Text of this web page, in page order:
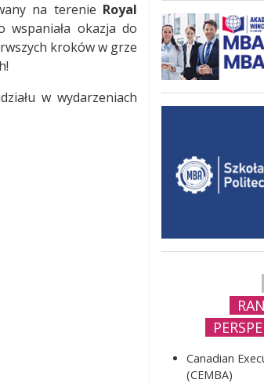
na terenie Royal
wspaniała okazja do
kroków w grze
w wydarzeniach
Canadian
(CEMBA)